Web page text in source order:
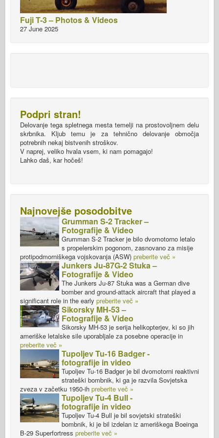
Fuji T-3 – Photos & Videos
27 June 2025
Podpri stran!
Delovanje tega spletnega mesta temelji na prostovoljnem delu
skrbnika. Kljub temu je za tehnično delovanje območja
potrebnih nekaj bistvenih stroškov.
V naprej, veliko hvala vsem, ki nam pomagajo!
Lahko daš, kar hočeš!
Najnovejše posodobitve
Grumman S-2 Tracker –
Fotografije & Video
Grumman S-2 Tracker je bilo dvomotorno letalo
s propelerskim pogonom, zasnovano za misije
protipodmorniškega vojskovanja (ASW) preberite več »
Junkers Ju-87G-2 Stuka –
Fotografije & Video
The Junkers Ju-87 Stuka was a German dive
bomber and ground-attack aircraft that played a
significant role in the early preberite več »
Sikorsky MH-53 –
Fotografije & Video
Sikorsky MH-53 je serija helikopterjev, ki so jih
ameriške letalske sile uporabljale za posebne operacije in
preberite več »
Tupoljev Tu-16 Badger -
fotografije in video
Tupoljev Tu-16 Badger je bil dvomotorni reaktivni
strateški bombnik, ki ga je razvila Sovjetska
zveza v začetku 1950-ih preberite več »
Tupoljev Tu-4 Bull -
fotografije in video
Tupoljev Tu-4 Bull je bil sovjetski strateški
bombnik, ki je bil izdelan iz ameriškega Boeinga
B-29 Superfortress preberite več »